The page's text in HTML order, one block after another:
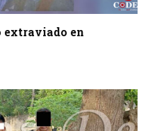
extraviado en